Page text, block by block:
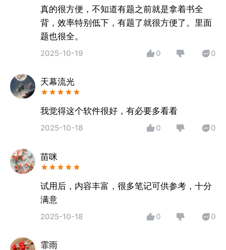
真的很方便，不知道有题之前就是拿着书全
背，效率特别低下，有题了就很方便了。里面
题也很全。
2025-10-19 0 0
天幕流光
我觉得这个软件很好，有必要多看看
2025-10-18 0 0
苗咪
试用后，内容丰富，很多笔记可供参考，十分
满意
2025-10-18 0 0
霏雨